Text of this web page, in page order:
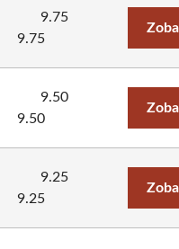
9.75
9.75
9.50
9.50
9.25
9.25